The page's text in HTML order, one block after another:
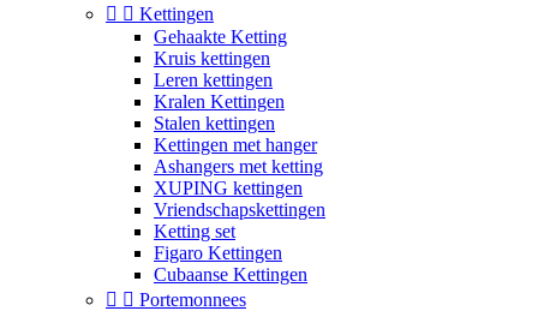
  Kettingen
Gehaakte Ketting
Kruis kettingen
Leren kettingen
Kralen Kettingen
Stalen kettingen
Kettingen met hanger
Ashangers met ketting
XUPING kettingen
Vriendschapskettingen
Ketting set
Figaro Kettingen
Cubaanse Kettingen
  Portemonnees